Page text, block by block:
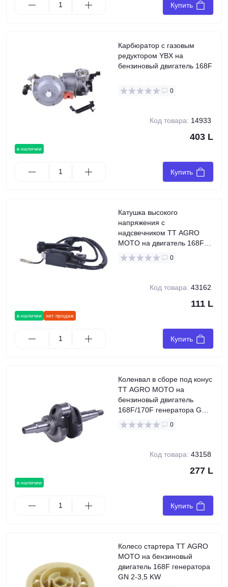
Купить
в наличии
Карбюратор с газовым
редуктором YBX на
бензиновый двигатель 168F
0
Код товара: 14933
403 L
Купить
в наличии хит продаж
Катушка высокого
напряжения с
надсвечником TT AGRO
MOTO на двигатель 168F
генератора GN 2-3,5 KW
0
Код товара: 43162
111 L
Купить
в наличии
Коленвал в сборе под конус
TT AGRO MOTO на
бензиновый двигатель
168F/170F генератора GN
2-3,5 KW, Ø конуса - 16/20
мм
0
Код товара: 43158
277 L
Купить
Колесо стартера TT AGRO
MOTO на бензиновый
двигатель 168F генератора
GN 2-3,5 KW